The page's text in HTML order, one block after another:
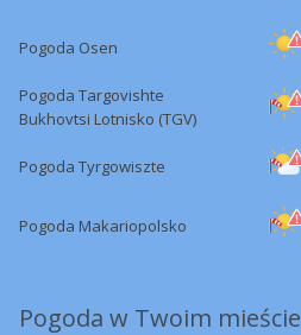
Pogoda Osen
Pogoda Targovishte
Bukhovtsi Lotnisko (TGV)
Pogoda Tyrgowiszte
Pogoda Makariopolsko
Pogoda w Twoim mieście